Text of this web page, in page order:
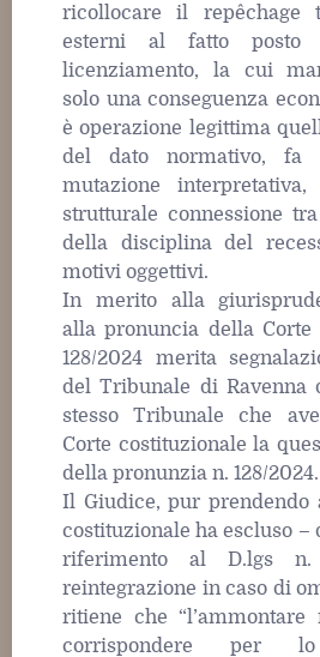
ricollocare il repêchage
esterni al fatto posto
licenziamento, la cui
solo una conseguenza
è operazione legittima
del dato normativo, fa
mutazione
strutturale connessione
della disciplina del
motivi oggettivi.
In merito alla
alla pronuncia della Corte
128/2024 merita
del Tribunale di Ravenna
stesso Tribunale che
Corte costituzionale la
della pronunzia n. 128/2024.
Il Giudice, pur prendendo
costituzionale ha escluso –
riferimento al D.lgs
reintegrazione in caso di
ritiene che “l’ammontare
corrispondere per